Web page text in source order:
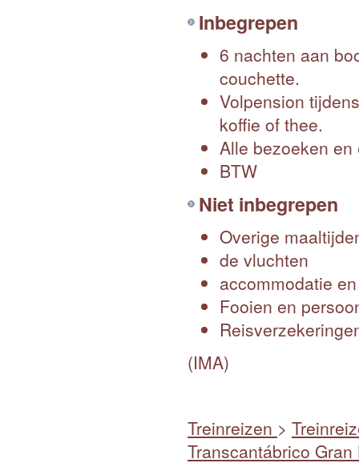
Inbegrepen
6 nachten aan
couchette.
Volpension
koffie of thee.
Alle bezoeken
BTW
Niet inbegrepen
Overige
de vluchten
accommodatie
Fooien en
(IMA)
Treinreizen >
Transcantábrico Gran